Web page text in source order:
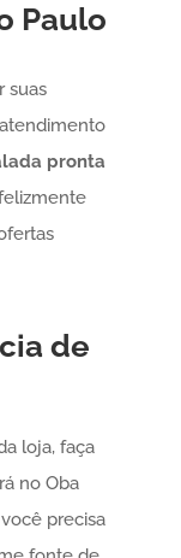
Paulo
suas
pronta
de
loja, faça
no Oba
precisa